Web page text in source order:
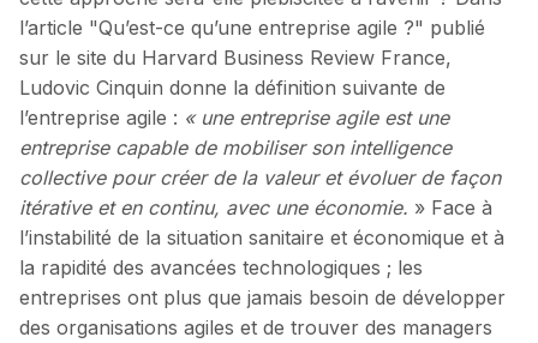
l’article "Qu’est-ce qu’une entreprise agile ?" publié
sur le site du Harvard Business Review France,
Ludovic Cinquin donne la définition suivante de
l’entreprise agile : « une entreprise agile est une
entreprise capable de mobiliser son intelligence
collective pour créer de la valeur et évoluer de façon
itérative et en continu, avec une économie. » Face à
l’instabilité de la situation sanitaire et économique et à
la rapidité des avancées technologiques ; les
entreprises ont plus que jamais besoin de développer
des organisations agiles et de trouver des managers